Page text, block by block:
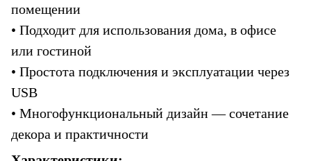
помещении
• Подходит для использования дома, в офисе
или гостиной
• Простота подключения и эксплуатации через
USB
• Многофункциональный дизайн — сочетание
декора и практичности